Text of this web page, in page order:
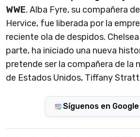
WWE. Alba Fyre, su compañera
Hervice, fue liberada por la
reciente ola de despidos. Chelsea
parte, ha iniciado una nueva
pretende ser la compañera de la
de Estados Unidos, Tiffany
Síguenos en